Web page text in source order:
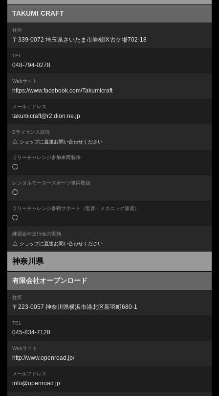
TAKUMI CRAFT
住所
〒339-0072 埼玉県さいたま市岩槻区古ケ場702-18
TEL
048-794-0278
Webサイト
https://www.facebook.com/Takumicraft
メールアドレス
takumicraft@r2.dion.ne.jp
Bライセンス取得
△ ショップに直接お問い合わせください
ラリーチャレンジ参加車両製作
◯
レンタルモータースポーツ車両取扱
◯
ラリーチャレンジ参戦サポート （監督・メカニック派遣）
◯
練習会や走行会の実施
△ ショップに直接お問い合わせください
神奈川県
有限会社オープンロード
住所
〒223-0057 神奈川県横浜市港北区新羽町680-1
TEL
045-834-7128
Webサイト
http://www.openroad.jp/
メールアドレス
info@openroad.jp